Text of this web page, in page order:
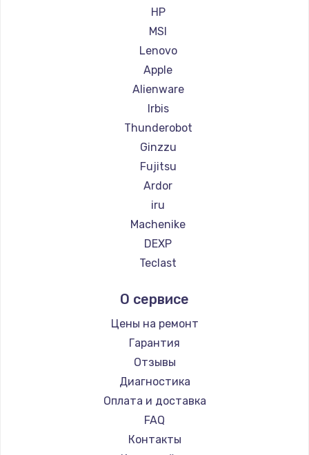
Заказать
Замена материнской платы
Заказать
HP
MSI
Lenovo
Apple
Alienware
Irbis
Thunderobot
Ginzzu
Fujitsu
Ardor
iru
Machenike
DEXP
Teclast
Beelink
CHUWI
О сервисе
Цены на ремонт
Гарантия
Отзывы
Диагностика
Оплата и доставка
FAQ
Контакты